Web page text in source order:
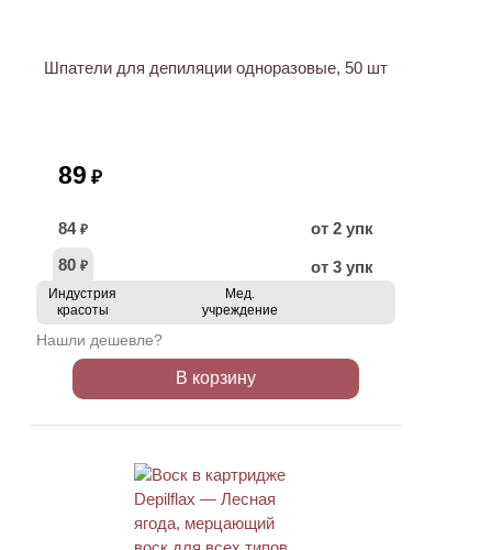
Шпатели для депиляции одноразовые, 50 шт
89 ₽
84 ₽
от 2 упк
80 ₽ от 3 упк
Индустрия
красоты
Мед.
учреждение
Нашли дешевле?
В корзину